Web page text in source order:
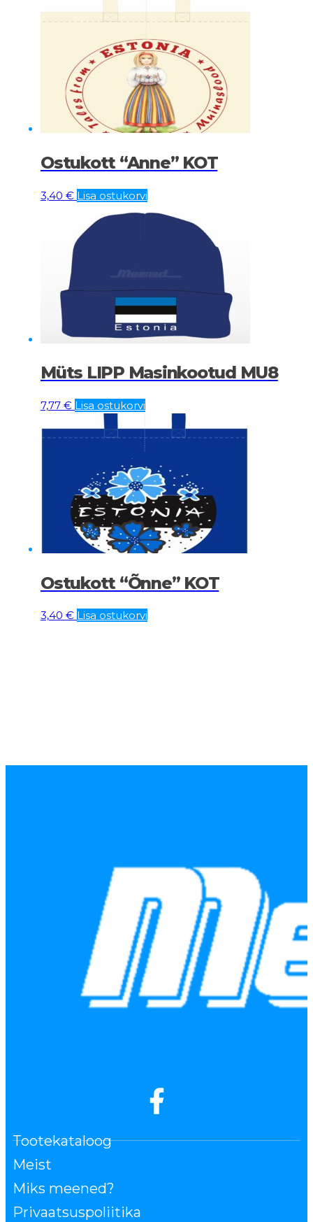
Ostukott “Anne” KOT
3,40 € Lisa ostukorvi
Müts LIPP Masinkootud MU8
7,77 € Lisa ostukorvi
Ostukott “Õnne” KOT
3,40 € Lisa ostukorvi
Tootekataloog
Meist
Miks meened?
Privaatsuspoliitika